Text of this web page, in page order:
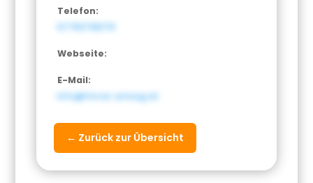
Telefon:
67763716076
Webseite:
E-Mail:
info@force-umzug.at
← Zurück zur Übersicht